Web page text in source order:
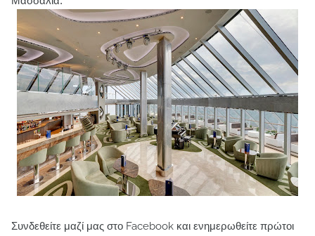
Συνδεθείτε μαζί μας στο Facebook και ενημερωθείτε πρώτοι